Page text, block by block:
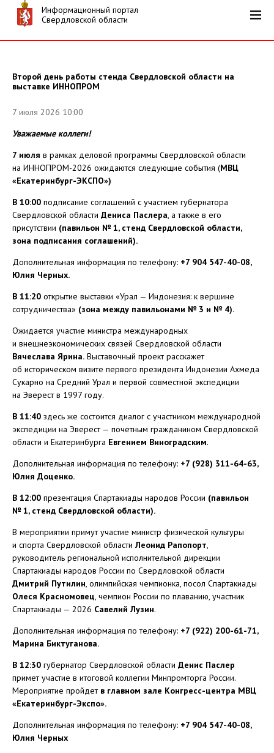
Информационный портал
Свердловской области
Второй день работы стенда Свердловской области на
выставке ИННОПРОМ
7 июля 2026 10:00
Уважаемые коллеги!
7 июля в рамках деловой программы Свердловской области
на ИННОПРОМ-2026 ожидаются следующие события (МВЦ
«Екатеринбург-ЭКСПО»)
В 10:00 подписание соглашений с участием губернатора
Свердловской области Дениса Паслера, а также в его
присутствии (павильон № 1, стенд Свердловской области,
зона подписания соглашений).
Дополнительная информация по телефону: +7 904 547-40-08,
Юлия Черных.
В 11:20 открытие выставки «Урал — Индонезия: к вершине
сотрудничества» (зона между павильонами № 3 и № 4).
Ожидается участие министра международных
и внешнеэкономических связей Свердловской области
Вячеслава Ярина. Выставочный проект расскажет
об историческом визите первого президента Индонезии Ахмеда
Сукарно на Средний Урал и первой совместной экспедиции
на Эверест в 1997 году.
В 11:40 здесь же состоится диалог с участником международной
экспедиции на Эверест — почетным гражданином Свердловской
области и Екатеринбурга Евгением Виноградским.
Дополнительная информация по телефону: +7 (928) 311-64-63,
Юлия Доценко.
В 12:00 презентация Спартакиады народов России (павильон
№ 1, стенд Свердловской области).
В мероприятии примут участие министр физической культуры
и спорта Свердловской областиЛеонид Рапопорт,
руководитель региональной исполнительной дирекции
Спартакиады народов России по Свердловской области
Дмитрий Путилин, олимпийская чемпионка, посол Спартакиады
Олеся Красномовец, чемпион России по плаванию, участник
Спартакиады — 2026 Савелий Лузин.
Дополнительная информация по телефону: +7 (922) 200-61-71,
Марина Биктуганова.
В 12:30 губернатор Свердловской области Денис Паслер
примет участие в итоговой коллегии Минпромторга России.
Мероприятие пройдет в главном зале Конгресс-центра МВЦ
«Екатеринбург-Экспо».
Дополнительная информация по телефону: +7 904 547-40-08,
Юлия Черных